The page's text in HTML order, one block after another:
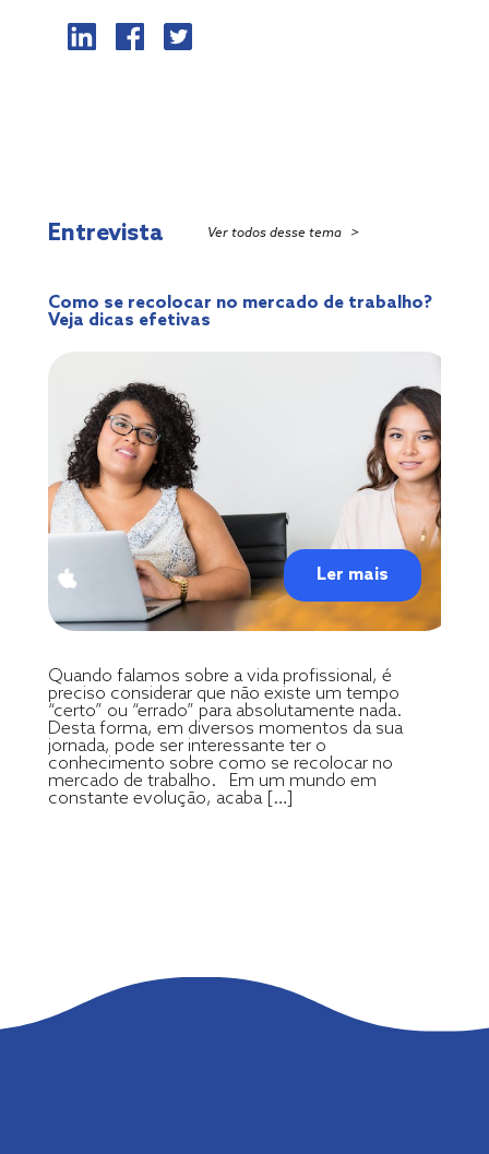
Entrevista Ver todos desse tema >
Como se recolocar no mercado de trabalho?
Veja dicas efetivas
Ler mais
Quando falamos sobre a vida profissional, é
preciso considerar que não existe um tempo
“certo” ou “errado” para absolutamente nada.
Desta forma, em diversos momentos da sua
jornada, pode ser interessante ter o
conhecimento sobre como se recolocar no
mercado de trabalho. Em um mundo em
constante evolução, acaba […]